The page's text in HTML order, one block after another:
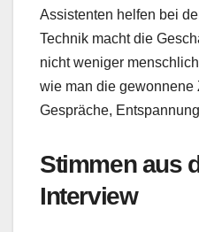
Assistenten helfen bei
Technik macht die
nicht weniger
wie man die gewonnene
Gespräche,
Stimmen aus
Interview